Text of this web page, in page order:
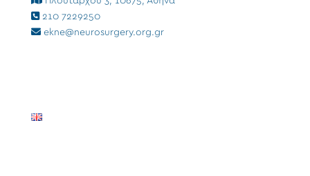
210 7229250
ekne@neurosurgery.org.gr